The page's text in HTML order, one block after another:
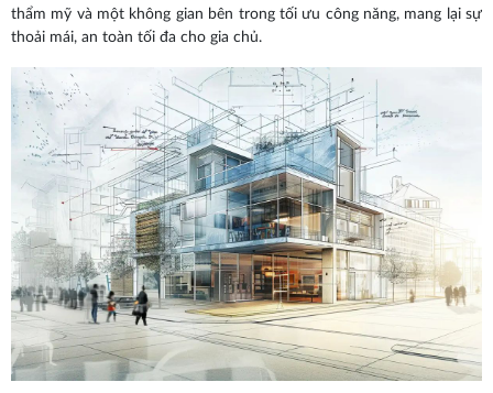
thẩm mỹ và một không gian bên trong tối ưu công năng, mang lại sự
thoải mái, an toàn tối đa cho gia chủ.